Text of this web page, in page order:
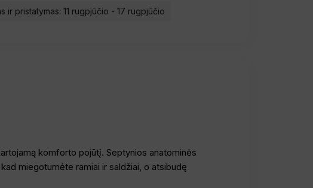
ir pristatymas: 11 rugpjūčio - 17 rugpjūčio
komforto pojūtį. Septynios anatominės
miegotumėte ramiai ir saldžiai, o atsibudę